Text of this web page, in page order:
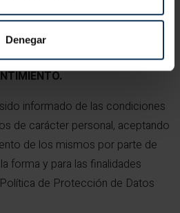
Denegar
informado de las condiciones
de carácter personal, aceptando
de los mismos por parte de
forma y para las finalidades
de Protección de Datos